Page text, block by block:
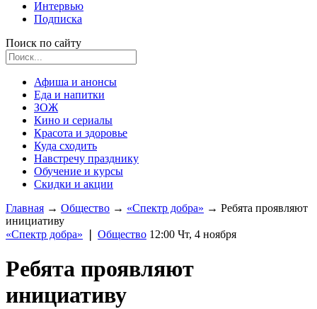
Интервью
Подписка
Поиск по сайту
Афиша и анонсы
Еда и напитки
ЗОЖ
Кино и сериалы
Красота и здоровье
Куда сходить
Навстречу празднику
Обучение и курсы
Скидки и акции
Главная → Общество → «Спектр добра» → Ребята проявляют
инициативу
«Спектр добра»
Общество 12:00 Чт, 4 ноября
Ребята проявляют
инициативу